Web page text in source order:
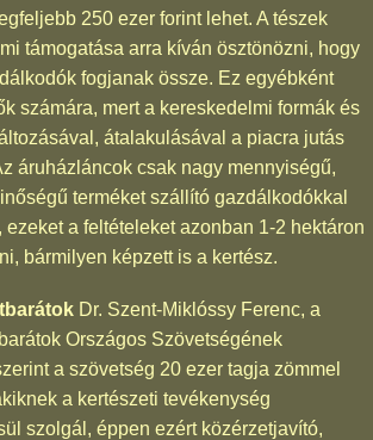
250 ezer forint lehet. A tészek
támogatása arra kíván ösztönözni, hogy
fogjanak össze. Ez egyébként
számára, mert a kereskedelmi formák és
átalakulásával a piacra jutás
áruházláncok csak nagy mennyiségű,
terméket szállító gazdálkodókkal
ezeket a feltételeket azonban 1-2 hektáron
bármilyen képzett is a kertész.
Dr. Szent-Miklóssy Ferenc, a
Országos Szövetségének
a szövetség 20 ezer tagja zömmel
a kertészeti tevékenység
szolgál, éppen ezért közérzetjavító,